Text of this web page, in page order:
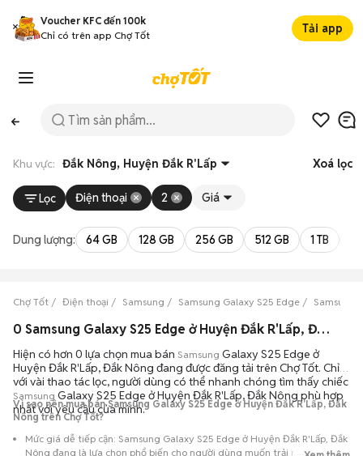
Voucher KFC đến 100k
Chỉ có trên app Chợ Tốt
Tải app
Khu vực: Đắk Nông, Huyện Đắk R'Lấp Xoá lọc
Lọc Điện thoại 2 Giá
Dung lượng: 64 GB 128 GB 256 GB 512 GB 1 TB
Chợ Tốt Điện thoại Samsung Samsung Galaxy S25 Edge Samsung
0 Samsung Galaxy S25 Edge ở Huyện Đắk R'Lấp, Đắk Nông máy bền đẹp đang bán 08/2026
Hiện có hơn 0 lựa chọn mua bán Samsung Galaxy S25 Edge ở
Huyện Đắk R'Lấp, Đắk Nông đang được đăng tải trên Chợ Tốt. Chỉ
với vài thao tác lọc, người dùng có thể nhanh chóng tìm thấy chiếc
Samsung Galaxy S25 Edge ở Huyện Đắk R'Lấp, Đắk Nông phù hợp
nhất với yêu cầu của mình.
Vì sao nên mua bán Samsung Galaxy S25 Edge ở Huyện Đắk R'Lấp, Đắk
Nông trên Chợ Tốt?
Mức giá dễ tiếp cận: Samsung Galaxy S25 Edge ở Huyện Đắk R'Lấp, Đắk
Nông đang là lựa chọn phổ biến cho người dùng muốn trải nghiệm